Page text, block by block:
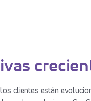
los clientes están